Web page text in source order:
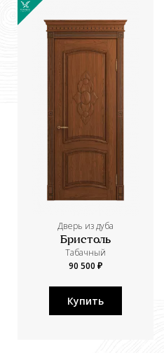
Дверь из дуба
Бристоль
Табачный
90 500 ₽
Купить